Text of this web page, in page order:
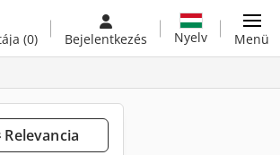
(0) Bejelentkezés Nyelv Menü
Relevancia